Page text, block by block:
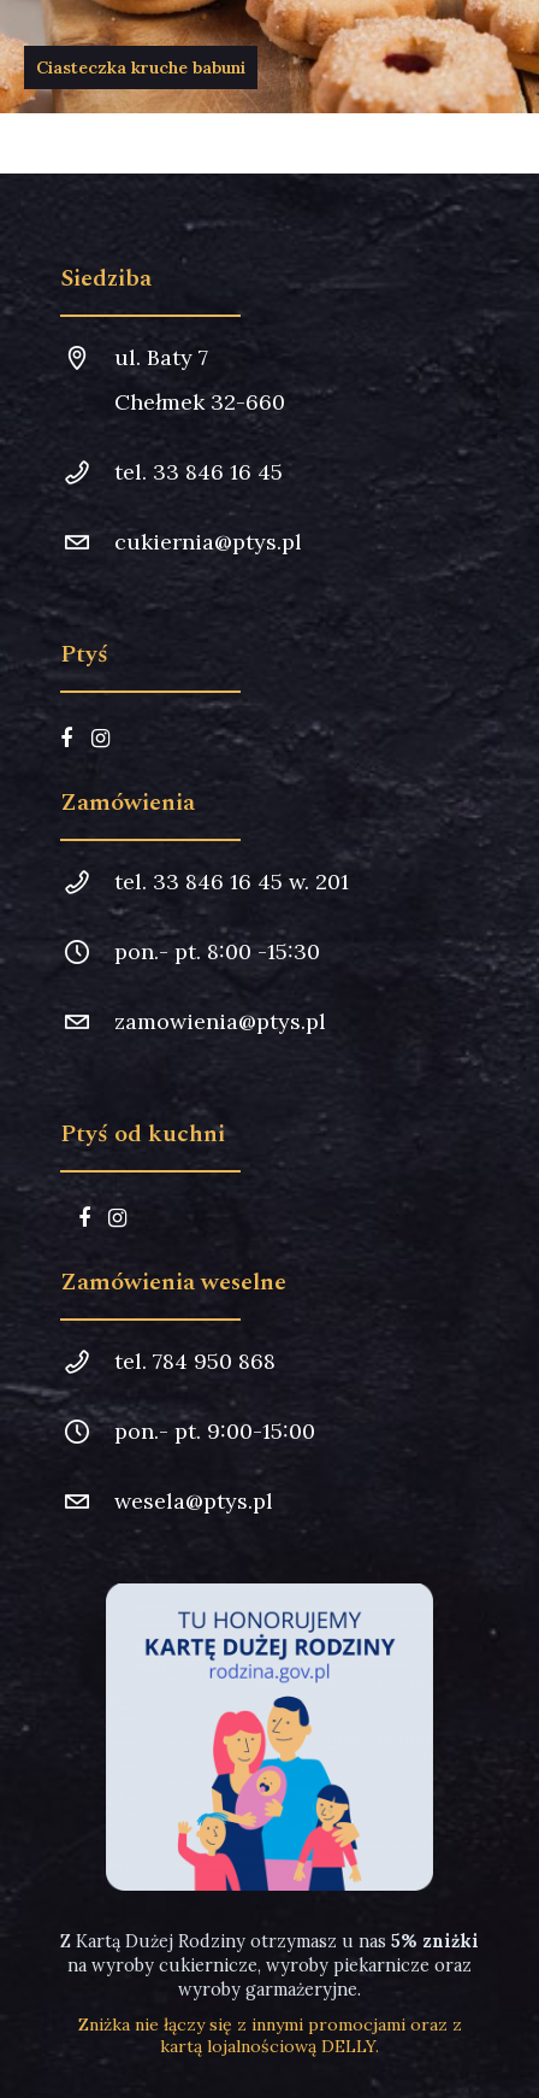
Siedziba
ul. Baty 7
Chełmek 32-660
tel. 33 846 16 45
cukiernia@ptys.pl
Ptyś
Zamówienia
tel. 33 846 16 45 w. 201
pon.- pt. 8:00 -15:30
zamowienia@ptys.pl
Ptyś od kuchni
Zamówienia weselne
tel. 784 950 868
pon.- pt. 9:00-15:00
wesela@ptys.pl
Z Kartą Dużej Rodziny otrzymasz u nas 5% zniżki
na wyroby cukiernicze, wyroby piekarnicze oraz
wyroby garmażeryjne.
Zniżka nie łączy się z innymi promocjami oraz z
kartą lojalnościową DELLY.